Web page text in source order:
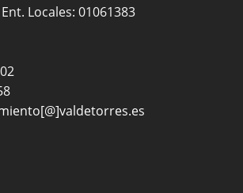
Locales: 01061383